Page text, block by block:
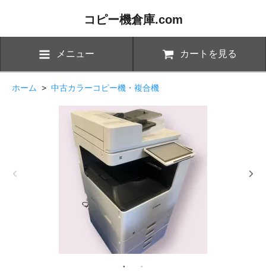
コピー機倉庫.com
メニュー カートを見る
ホーム > 中古カラーコピー機・複合機